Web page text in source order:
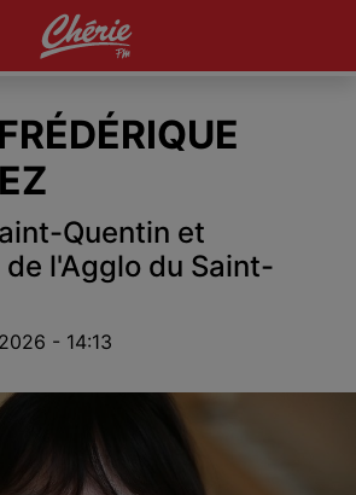
Quentin et
l'Agglo du Saint-
- 14:13